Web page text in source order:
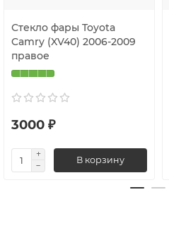
Стекло фары Toyota
Camry (XV40) 2006-2009
правое
3000 ₽
В корзину